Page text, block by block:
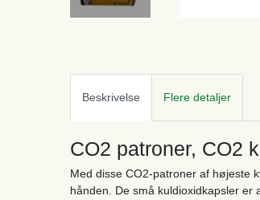
Beskrivelse Flere detaljer
CO2 patroner, CO2
Med disse CO2-patroner af højeste
hånden. De små kuldioxidkapsler